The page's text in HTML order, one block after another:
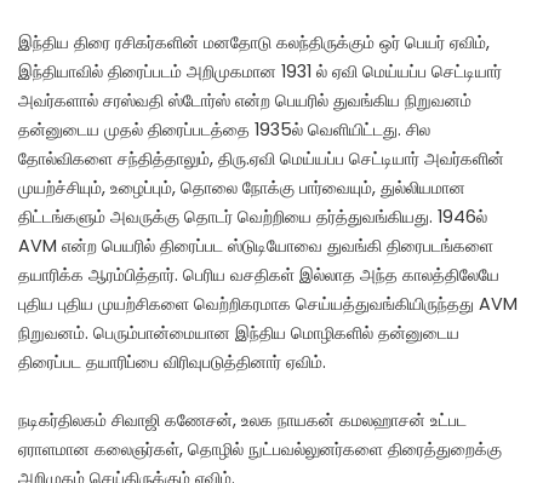
இந்திய திரை ரசிகர்களின் மனதோடு கலந்திருக்கும் ஒர் பெயர் ஏவிம்,
இந்தியாவில் திரைப்படம் அறிமுகமான 1931 ல் ஏவி மெய்யப்ப செட்டியார்
அவர்களால் சரஸ்வதி ஸ்டோர்ஸ் என்ற பெயரில் துவங்கிய நிறுவனம்
தன்னுடைய முதல் திரைப்படத்தை 1935ல் வெளியிட்டது. சில
தோல்விகளை சந்தித்தாலும், திரு.ஏவி மெய்யப்ப செட்டியார் அவர்களின்
முயற்ச்சியும், உழைப்பும், தொலை நோக்கு பார்வையும், துல்லியமான
திட்டங்களும் அவருக்கு தொடர் வெற்றியை தர்த்துவங்கியது. 1946ல்
AVM என்ற பெயரில் திரைப்பட ஸ்டுடியோவை துவங்கி திரைபடங்களை
தயாரிக்க ஆரம்பித்தார். பெரிய வசதிகள் இல்லாத அந்த காலத்திலேயே
புதிய புதிய முயற்சிகளை வெற்றிகரமாக செய்யத்துவங்கியிருந்தது AVM
நிறுவனம். பெரும்பான்மையான இந்திய மொழிகளில் தன்னுடைய
திரைப்பட தயாரிப்பை விரிவுபடுத்தினார் ஏவிம்.
நடிகர்திலகம் சிவாஜி கணேசன், உலக நாயகன் கமலஹாசன் உட்பட
ஏராளமான கலைஞர்கள், தொழில் நுட்பவல்லுனர்களை திரைத்துறைக்கு